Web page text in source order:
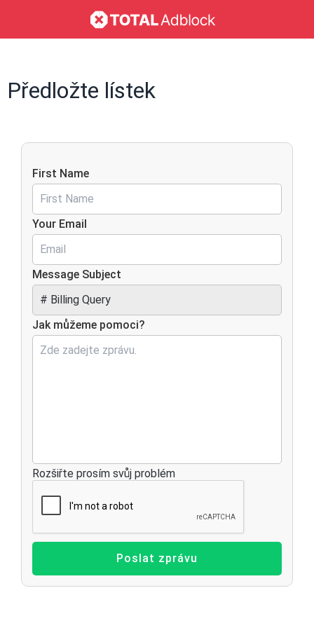
Předložte lístek
First Name
Your Email
Message Subject
Jak můžeme pomoci?
Rozšiřte prosím svůj problém